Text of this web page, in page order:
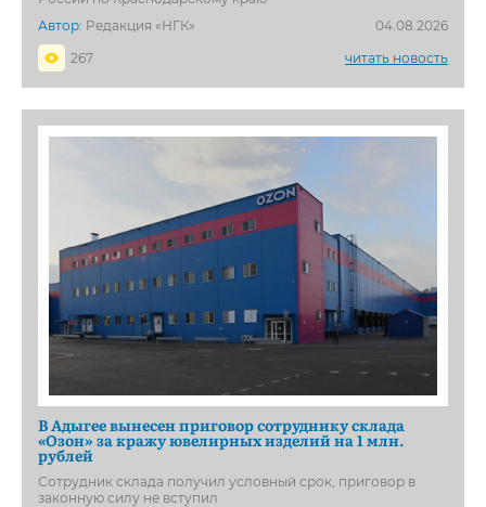
Автор: Редакция «НГК»
04.08.2026
267
читать новость
В Адыгее вынесен приговор сотруднику склада
«Озон» за кражу ювелирных изделий на 1 млн.
рублей
Сотрудник склада получил условный срок, приговор в
законную силу не вступил